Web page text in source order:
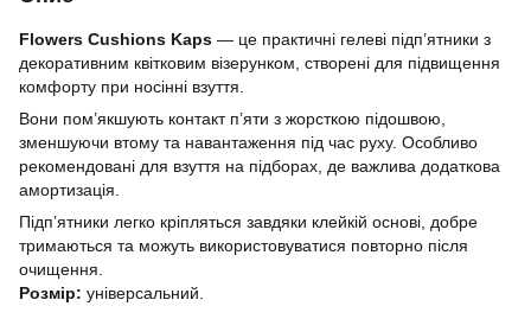
Flowers Cushions Kaps — це практичні гелеві підп’ятники з
декоративним квітковим візерунком, створені для підвищення
комфорту при носінні взуття.
Вони пом’якшують контакт п’яти з жорсткою підошвою,
зменшуючи втому та навантаження під час руху. Особливо
рекомендовані для взуття на підборах, де важлива додаткова
амортизація.
Підп’ятники легко кріпляться завдяки клейкій основі, добре
тримаються та можуть використовуватися повторно після
очищення.
Розмір: універсальний.